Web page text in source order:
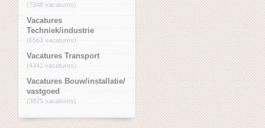
(7348 vacatures)
Vacatures
Techniek/industrie
(6563 vacatures)
Vacatures Transport
(4341 vacatures)
Vacatures Bouw/installatie/
vastgoed
(3875 vacatures)